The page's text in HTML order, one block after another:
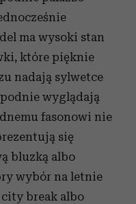
ma wysoki stan
które pięknie
nadają sylwetce
wyglądają
fasonowi nie
się
bluzką albo
wybór na letnie
break albo